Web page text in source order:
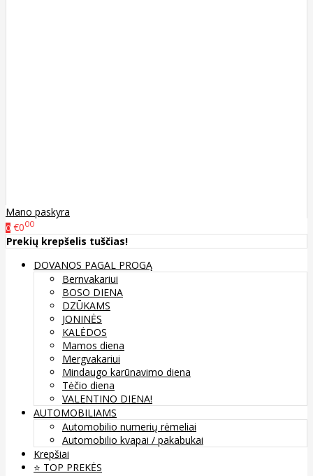
Mano paskyra
0 €000
Prekių krepšelis tuščias!
DOVANOS PAGAL PROGĄ
Bernvakariui
BOSO DIENA
DZŪKAMS
JONINĖS
KALĖDOS
Mamos diena
Mergvakariui
Mindaugo karūnavimo diena
Tėčio diena
VALENTINO DIENA!
AUTOMOBILIAMS
Automobilio numerių rėmeliai
Automobilio kvapai / pakabukai
Krepšiai
⭐️ TOP PREKĖS